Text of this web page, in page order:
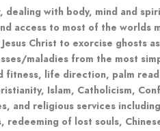
with body, mind and
access to most of the worlds
Christ to exorcise ghosts
maladies from the most
life direction, palm
Islam, Catholicism,
and religious services
of lost souls,